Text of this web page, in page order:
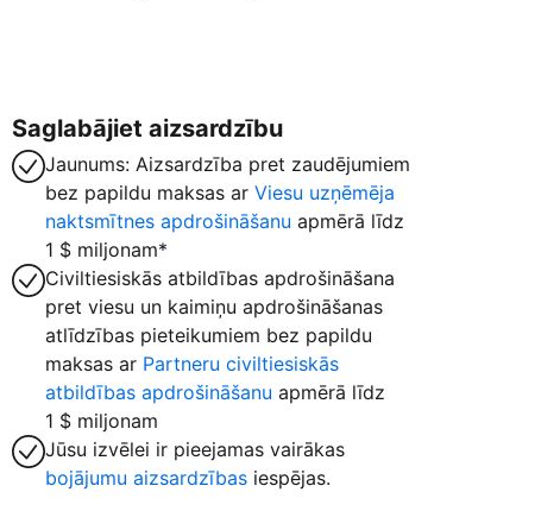
Saglabājiet aizsardzību
Jaunums: Aizsardzība pret zaudējumiem
bez papildu maksas arViesu uzņēmēja
naktsmītnes apdrošināšanu apmērā līdz
1 $ miljonam*
Civiltiesiskās atbildības apdrošināšana
pret viesu un kaimiņu apdrošināšanas
atlīdzības pieteikumiem bez papildu
maksas ar Partneru civiltiesiskās
atbildības apdrošināšanu apmērā līdz
1 $ miljonam
Jūsu izvēlei ir pieejamas vairākas
bojājumu aizsardzības iespējas.